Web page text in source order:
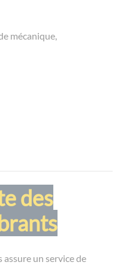
mécanique,
des
un service de